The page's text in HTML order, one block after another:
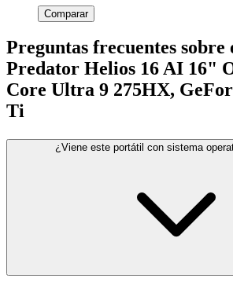
Comparar
Preguntas frecuentes sobre
Predator Helios 16 AI 16"
Core Ultra 9 275HX,
Ti
¿Viene este portátil con sistema